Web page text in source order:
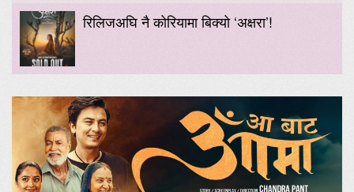
रिलिजअघि नै कोरियामा बिक्यो ‘अक्षरा’!